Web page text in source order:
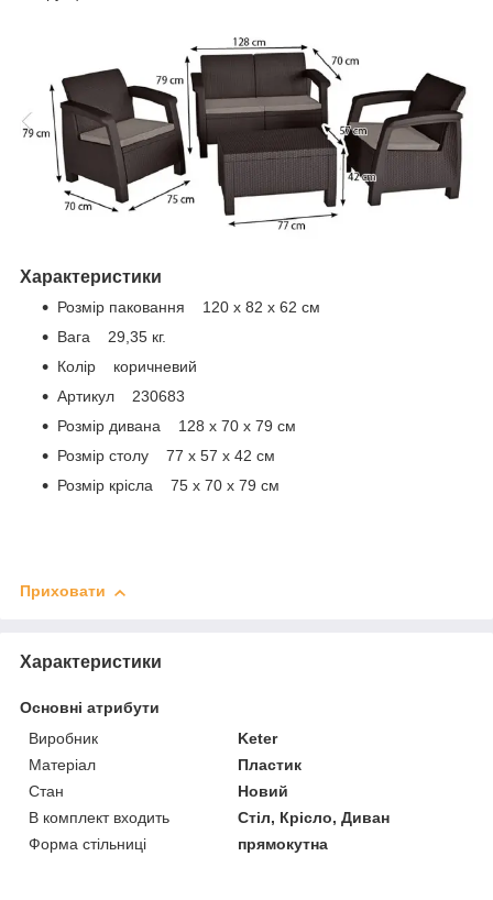
Характеристики
Розмір паковання 120 х 82 х 62 см
Вага 29,35 кг.
Колір коричневий
Артикул 230683
Розмір дивана 128 х 70 х 79 см
Розмір столу 77 x 57 x 42 см
Розмір крісла 75 х 70 х 79 см
Приховати
Характеристики
Основні атрибути
Виробник
Keter
Матеріал
Пластик
Стан
Новий
В комплект входить
Стіл, Крісло, Диван
Форма стільниці
прямокутна